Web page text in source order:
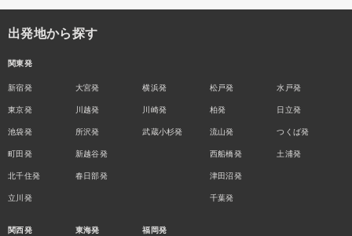
出発地から探す
関東発
新宿発
東京発
池袋発
町田発
北千住発
立川発
大宮発
川越発
所沢発
新越谷発
春日部発
横浜発
川崎発
武蔵小杉発
松戸発
柏発
流山発
西船橋発
津田沼発
千葉発
水戸発
日立発
つくば発
土浦発
関西発 東海発 福岡発